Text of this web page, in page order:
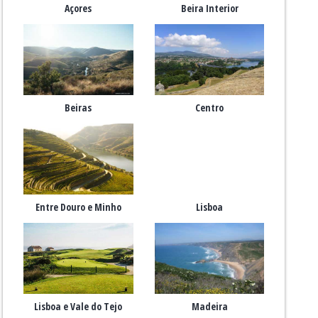
Açores Beira Interior
Beiras Centro
Entre Douro e Minho Lisboa
Lisboa e Vale do Tejo Madeira